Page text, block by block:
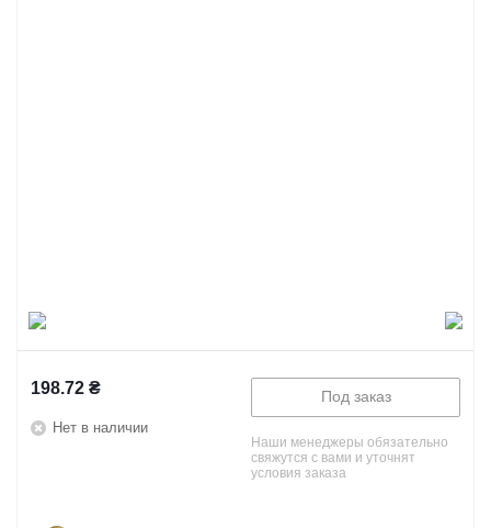
198.72 ₴
Нет в наличии
Под заказ
Наши менеджеры обязательно
свяжутся с вами и уточнят
условия заказа